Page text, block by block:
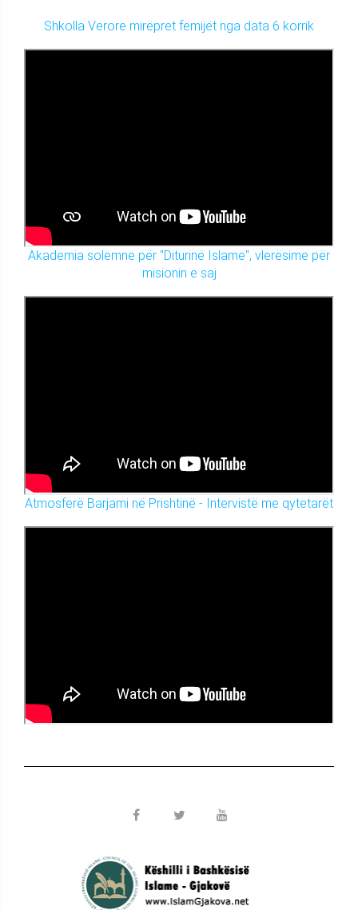
Shkolla Verore mirëpret fëmijët nga data 6 korrik
Akademia solemne për "Diturinë Islame", vlerësime për
misionin e saj
Atmosferë Barjami në Prishtinë - Intervistë me qytetarët